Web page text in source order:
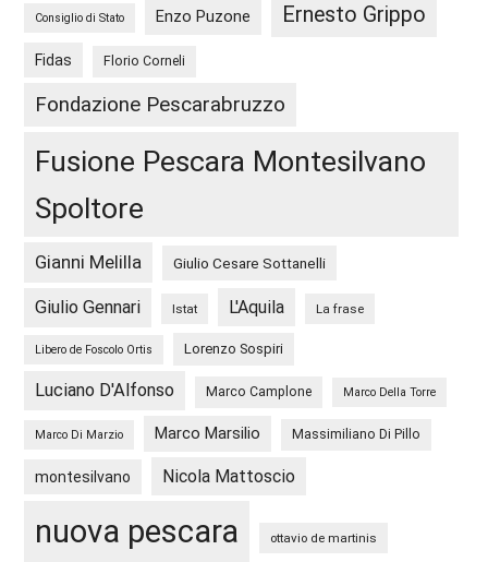
Consiglio di Stato Enzo Puzone Ernesto Grippo
Fidas Florio Corneli
Fondazione Pescarabruzzo
Fusione Pescara Montesilvano
Spoltore
Gianni Melilla Giulio Cesare Sottanelli
Giulio Gennari Istat L'Aquila La frase
Libero de Foscolo Ortis Lorenzo Sospiri
Luciano D'Alfonso Marco Camplone Marco Della Torre
Marco Di Marzio Marco Marsilio Massimiliano Di Pillo
montesilvano Nicola Mattoscio
nuova pescara ottavio de martinis